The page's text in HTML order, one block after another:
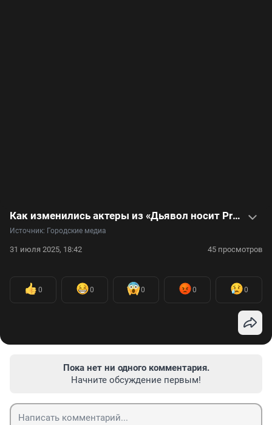
Как изменились актеры из «Дьявол носит Prada» и когда ждать вторую часть картины: видео
Источник: Городские медиа
31 июля 2025, 18:42 45 просмотров
0 0 0 0 0
Пока нет ни одного комментария.
Начните обсуждение первым!